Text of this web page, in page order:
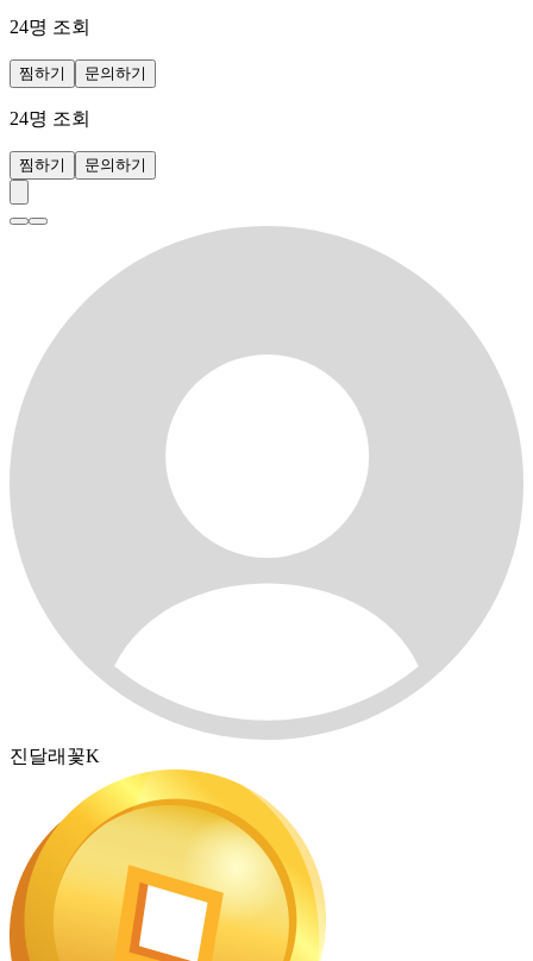
24명 조회
찜하기 문의하기
24명 조회
찜하기 문의하기
진달래꽃K